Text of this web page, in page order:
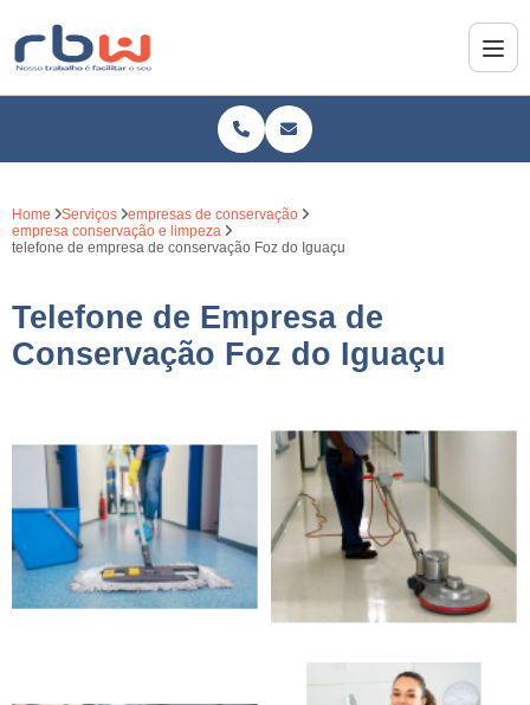
Home Serviços
empresas de conservação
empresa conservação e limpeza
telefone de empresa de conservação Foz do Iguaçu
Telefone de Empresa de
Conservação Foz do Iguaçu